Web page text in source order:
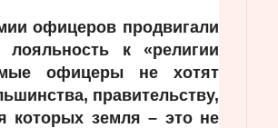
офицеров продвигали
к «религии
офицеры не хотят
правительству,
которых земля – это не